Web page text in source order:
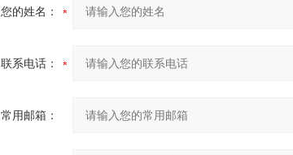
您的姓名：
联系电话：
常用邮箱：